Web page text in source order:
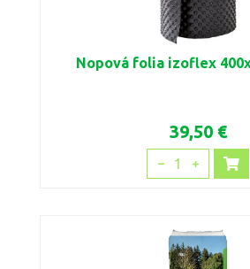
Nopová folia izoflex
39,50 €
1